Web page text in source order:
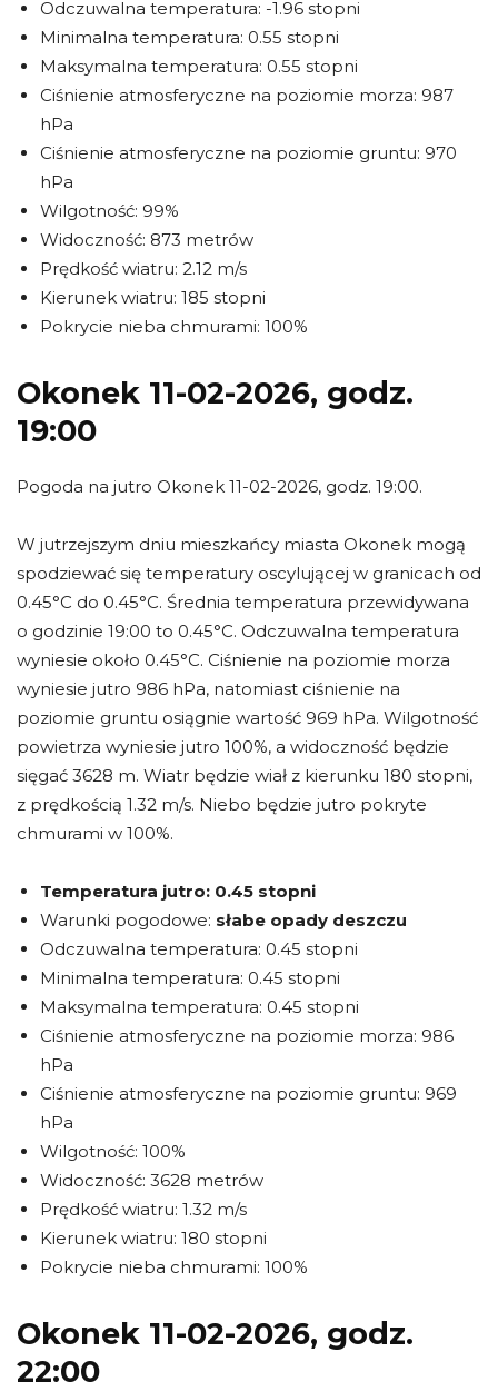
Odczuwalna temperatura: -1.96 stopni
Minimalna temperatura: 0.55 stopni
Maksymalna temperatura: 0.55 stopni
Ciśnienie atmosferyczne na poziomie morza: 987
hPa
Ciśnienie atmosferyczne na poziomie gruntu: 970
hPa
Wilgotność: 99%
Widoczność: 873 metrów
Prędkość wiatru: 2.12 m/s
Kierunek wiatru: 185 stopni
Pokrycie nieba chmurami: 100%
Okonek 11-02-2026, godz.
19:00
Pogoda na jutro Okonek 11-02-2026, godz. 19:00.
W jutrzejszym dniu mieszkańcy miasta Okonek mogą
spodziewać się temperatury oscylującej w granicach od
0.45°C do 0.45°C. Średnia temperatura przewidywana
o godzinie 19:00 to 0.45°C. Odczuwalna temperatura
wyniesie około 0.45°C. Ciśnienie na poziomie morza
wyniesie jutro 986 hPa, natomiast ciśnienie na
poziomie gruntu osiągnie wartość 969 hPa. Wilgotność
powietrza wyniesie jutro 100%, a widoczność będzie
sięgać 3628 m. Wiatr będzie wiał z kierunku 180 stopni,
z prędkością 1.32 m/s. Niebo będzie jutro pokryte
chmurami w 100%.
Temperatura jutro: 0.45 stopni
Warunki pogodowe: słabe opady deszczu
Odczuwalna temperatura: 0.45 stopni
Minimalna temperatura: 0.45 stopni
Maksymalna temperatura: 0.45 stopni
Ciśnienie atmosferyczne na poziomie morza: 986
hPa
Ciśnienie atmosferyczne na poziomie gruntu: 969
hPa
Wilgotność: 100%
Widoczność: 3628 metrów
Prędkość wiatru: 1.32 m/s
Kierunek wiatru: 180 stopni
Pokrycie nieba chmurami: 100%
Okonek 11-02-2026, godz.
22:00